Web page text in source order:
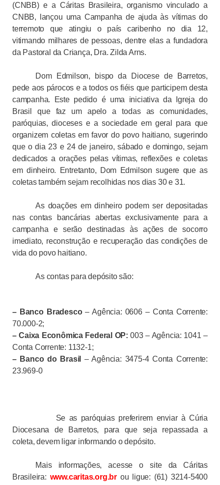
(CNBB) e a Cáritas Brasileira, organismo vinculado a
CNBB, lançou uma Campanha de ajuda às vítimas do
terremoto que atingiu o país caribenho no dia 12,
vitimando milhares de pessoas, dentre elas a fundadora
da Pastoral da Criança, Dra. Zilda Arns.
Dom Edmilson, bispo da Diocese de Barretos,
pede aos párocos e a todos os fiéis que participem desta
campanha. Este pedido é uma iniciativa da Igreja do
Brasil que faz um apelo a todas as comunidades,
paróquias, dioceses e a sociedade em geral para que
organizem coletas em favor do povo haitiano, sugerindo
que o dia 23 e 24 de janeiro, sábado e domingo, sejam
dedicados a orações pelas vítimas, reflexões e coletas
em dinheiro. Entretanto, Dom Edmilson sugere que as
coletas também sejam recolhidas nos dias 30 e 31.
As doações em dinheiro podem ser depositadas
nas contas bancárias abertas exclusivamente para a
campanha e serão destinadas às ações de socorro
imediato, reconstrução e recuperação das condições de
vida do povo haitiano.
As contas para depósito são:
– Banco Bradesco– Agência: 0606 – Conta Corrente:
70.000-2;
– Caixa Econômica Federal OP: 003 – Agência: 1041 –
Conta Corrente: 1132-1;
– Banco do Brasil – Agência: 3475-4 Conta Corrente:
23.969-0
Se as paróquias preferirem enviar à Cúria
Diocesana de Barretos, para que seja repassada a
coleta, devem ligar informando o depósito.
Mais informações, acesse o site da Cáritas
Brasileira: www.caritas.org.br ou ligue: (61) 3214-5400